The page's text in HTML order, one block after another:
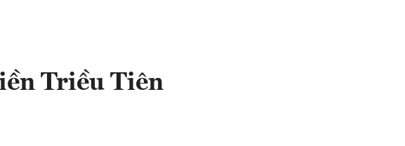
Triều Tiên